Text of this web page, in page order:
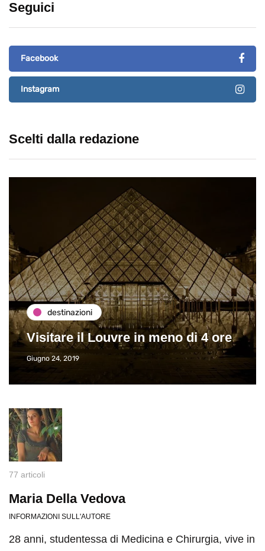
Seguici
Facebook
Instagram
Scelti dalla redazione
destinazioni
Visitare il Louvre in meno di 4 ore
Giugno 24, 2019
77 articoli
Maria Della Vedova
INFORMAZIONI SULL'AUTORE
28 anni, studentessa di Medicina e Chirurgia, vive in